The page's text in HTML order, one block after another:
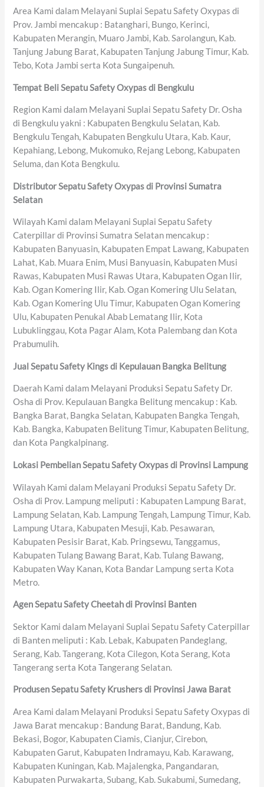
Area Kami dalam Melayani Suplai Sepatu Safety Oxypas di
Prov. Jambi mencakup : Batanghari, Bungo, Kerinci,
Kabupaten Merangin, Muaro Jambi, Kab. Sarolangun, Kab.
Tanjung Jabung Barat, Kabupaten Tanjung Jabung Timur, Kab.
Tebo, Kota Jambi serta Kota Sungaipenuh.
Tempat Beli Sepatu Safety Oxypas di Bengkulu
Region Kami dalam Melayani Suplai Sepatu Safety Dr. Osha
di Bengkulu yakni : Kabupaten Bengkulu Selatan, Kab.
Bengkulu Tengah, Kabupaten Bengkulu Utara, Kab. Kaur,
Kepahiang, Lebong, Mukomuko, Rejang Lebong, Kabupaten
Seluma, dan Kota Bengkulu.
Distributor Sepatu Safety Oxypas di Provinsi Sumatra
Selatan
Wilayah Kami dalam Melayani Suplai Sepatu Safety
Caterpillar di Provinsi Sumatra Selatan mencakup :
Kabupaten Banyuasin, Kabupaten Empat Lawang, Kabupaten
Lahat, Kab. Muara Enim, Musi Banyuasin, Kabupaten Musi
Rawas, Kabupaten Musi Rawas Utara, Kabupaten Ogan Ilir,
Kab. Ogan Komering Ilir, Kab. Ogan Komering Ulu Selatan,
Kab. Ogan Komering Ulu Timur, Kabupaten Ogan Komering
Ulu, Kabupaten Penukal Abab Lematang Ilir, Kota
Lubuklinggau, Kota Pagar Alam, Kota Palembang dan Kota
Prabumulih.
Jual Sepatu Safety Kings di Kepulauan Bangka Belitung
Daerah Kami dalam Melayani Produksi Sepatu Safety Dr.
Osha di Prov. Kepulauan Bangka Belitung mencakup : Kab.
Bangka Barat, Bangka Selatan, Kabupaten Bangka Tengah,
Kab. Bangka, Kabupaten Belitung Timur, Kabupaten Belitung,
dan Kota Pangkalpinang.
Lokasi Pembelian Sepatu Safety Oxypas di Provinsi Lampung
Wilayah Kami dalam Melayani Produksi Sepatu Safety Dr.
Osha di Prov. Lampung meliputi : Kabupaten Lampung Barat,
Lampung Selatan, Kab. Lampung Tengah, Lampung Timur, Kab.
Lampung Utara, Kabupaten Mesuji, Kab. Pesawaran,
Kabupaten Pesisir Barat, Kab. Pringsewu, Tanggamus,
Kabupaten Tulang Bawang Barat, Kab. Tulang Bawang,
Kabupaten Way Kanan, Kota Bandar Lampung serta Kota
Metro.
Agen Sepatu Safety Cheetah di Provinsi Banten
Sektor Kami dalam Melayani Suplai Sepatu Safety Caterpillar
di Banten meliputi : Kab. Lebak, Kabupaten Pandeglang,
Serang, Kab. Tangerang, Kota Cilegon, Kota Serang, Kota
Tangerang serta Kota Tangerang Selatan.
Produsen Sepatu Safety Krushers di Provinsi Jawa Barat
Area Kami dalam Melayani Produksi Sepatu Safety Oxypas di
Jawa Barat mencakup : Bandung Barat, Bandung, Kab.
Bekasi, Bogor, Kabupaten Ciamis, Cianjur, Cirebon,
Kabupaten Garut, Kabupaten Indramayu, Kab. Karawang,
Kabupaten Kuningan, Kab. Majalengka, Pangandaran,
Kabupaten Purwakarta, Subang, Kab. Sukabumi, Sumedang,